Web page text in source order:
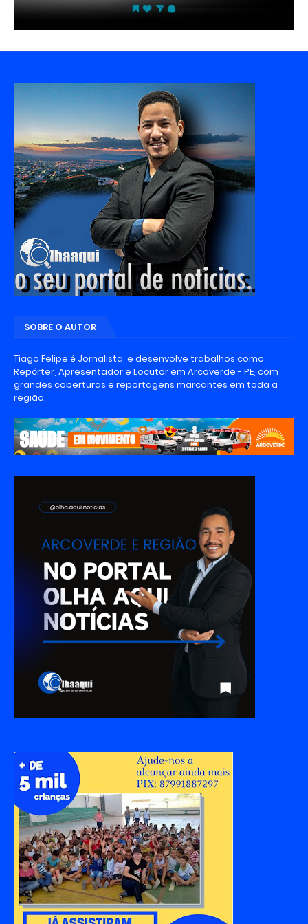
SOBRE O AUTOR
Tiago Felipe é Jornalista, e desenvolve trabalhos como
Repórter, Apresentador e Locutor em Arcoverde - PE, com
grandes coberturas e reportagens marcantes em toda a
região.